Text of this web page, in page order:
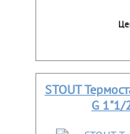
STOUT
G 1"1/